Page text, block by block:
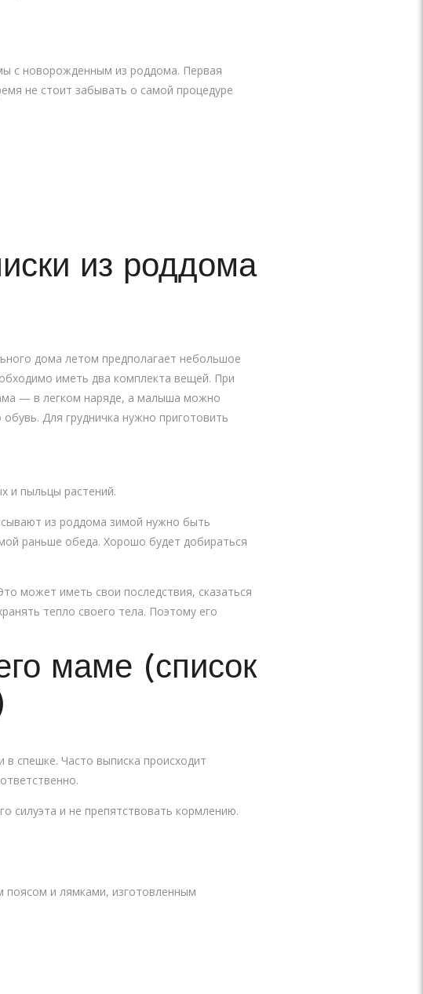
с новорожденным из роддома. Первая
не стоит забывать о самой процедуре
из роддома
дома летом предполагает небольшое
иметь два комплекта вещей. При
— в легком наряде, а малыша можно
Для грудничка нужно приготовить
и пыльцы растений.
из роддома зимой нужно быть
раньше обеда. Хорошо будет добираться
может иметь свои последствия, сказаться
тепло своего тела. Поэтому его
маме (список
спешке. Часто выписка происходит
силуэта и не препятствовать кормлению.
поясом и лямками, изготовленным